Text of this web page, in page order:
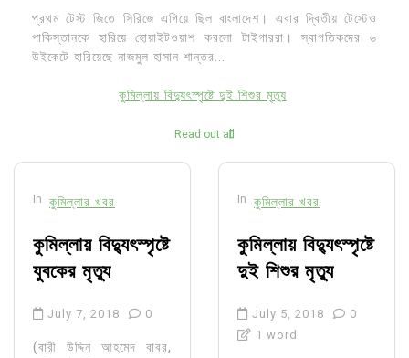
প্রথম টেস্ট জিতে সিরিজে এগিয়ে ছিল বাংলাদেশ। এবার দ্বিতীয় টেস্টেও
পাকিস্তানকে হারিয়ে হোয়াইটওয়াশ করলো টাইগাররা। স্বাগতিকদের ৬
উইকেটে হারিয়েছে নাজমুল হাসান শান্তর...
কুমিল্লায় বিদ্যুৎস্পৃষ্টে দুই শিশুর মৃত্যু
Read out all
In কুমিল্লার খবর
কুমিল্লায় বিদ্যুৎস্পৃষ্টে
যুবকের মৃত্যু
July 7, 2018 0
(বারী উদ্দিন আহমেদ বাবর,
In কুমিল্লার খবর
কুমিল্লায় বিদ্যুৎস্পৃষ্টে
দুই শিশুর মৃত্যু
July 5, 2018
0
1 word